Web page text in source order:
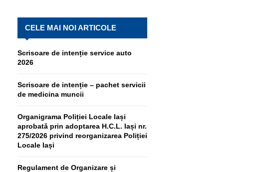
CELE MAI NOI ARTICOLE
Scrisoare de intenție service auto
2026
Scrisoare de intenție – pachet servicii
de medicina muncii
Organigrama Poliției Locale Iași
aprobată prin adoptarea H.C.L. Iași nr.
275/2026 privind reorganizarea Poliției
Locale Iași
Regulament de Organizare și